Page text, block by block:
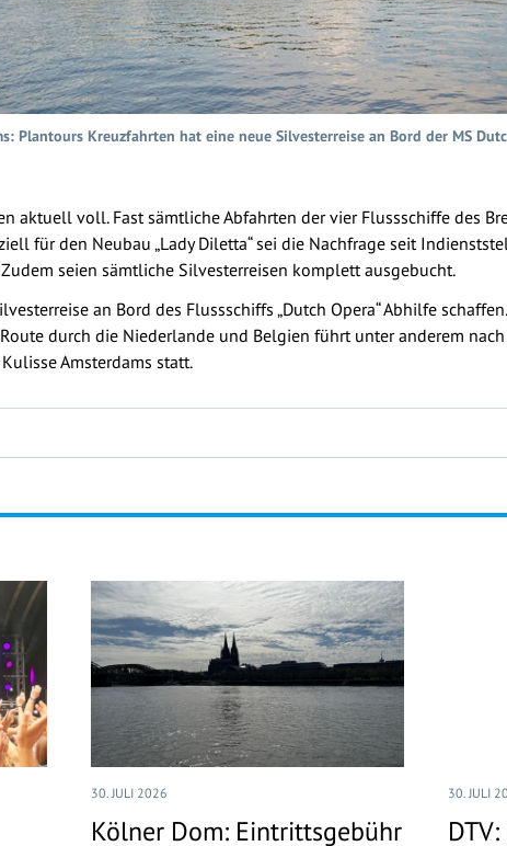
Plantours Kreuzfahrten hat eine neue Silvesterreise an Bord der MS
aktuell voll. Fast sämtliche Abfahrten der vier Flussschiffe des
für den Neubau „Lady Diletta“ sei die Nachfrage seit
seien sämtliche Silvesterreisen komplett ausgebucht.
an Bord des Flussschiffs „Dutch Opera“ Abhilfe
durch die Niederlande und Belgien führt unter anderem
Amsterdams statt.
30. JULI 2026
Kölner Dom: Eintrittsgebühr
30. JULI